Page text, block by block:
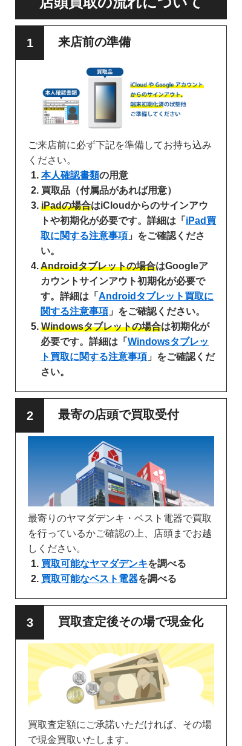
来店前の準備
ご来店前に必ず下記を準備してお持ち込み
ください。
本人確認書類の用意
買取品（付属品があれば用意）
iPadの場合はiCloudからのサインアウ
トや初期化が必要です。詳細は「 iPad買
取に関する注意事項 」をご確認くださ
い。
Androidタブレットの場合はGoogleア
カウントサインアウト初期化が必要で
す。詳細は「 Androidタブレット買取に
関する注意事項 」をご確認ください。
Windowsタブレットの場合は初期化が
必要です。詳細は「 Windowsタブレッ
ト買取に関する注意事項 」をご確認くだ
さい。
最寄の店頭で買取受付
最寄りのヤマダデンキ・ベスト電器で買取
を行っているかご確認の上、店頭までお越
しください。
買取可能なヤマダデンキを調べる
買取可能なベスト電器を調べる
買取査定後その場で現金化
買取査定額にご承諾いただければ、その場
で現金買取いたします。